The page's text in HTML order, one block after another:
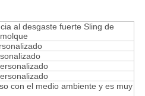
al desgaste fuerte Sling de
con el medio ambiente y es muy